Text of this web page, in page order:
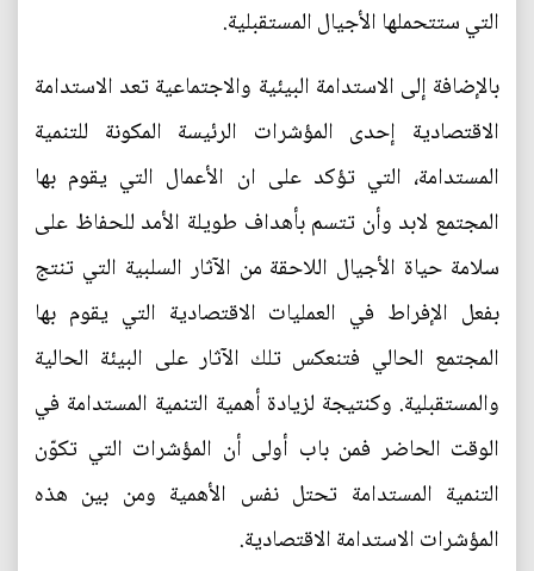
التي ستتحملها الأجيال المستقبلية.
بالإضافة إلى الاستدامة البيئية والاجتماعية تعد الاستدامة
الاقتصادية إحدى المؤشرات الرئيسة المكونة للتنمية
المستدامة، التي تؤكد على ان الأعمال التي يقوم بها
المجتمع لابد وأن تتسم بأهداف طويلة الأمد للحفاظ على
سلامة حياة الأجيال اللاحقة من الآثار السلبية التي تنتج
بفعل الإفراط في العمليات الاقتصادية التي يقوم بها
المجتمع الحالي فتنعكس تلك الآثار على البيئة الحالية
والمستقبلية. وكنتيجة لزيادة أهمية التنمية المستدامة في
الوقت الحاضر فمن باب أولى أن المؤشرات التي تكوّن
التنمية المستدامة تحتل نفس الأهمية ومن بين هذه
المؤشرات الاستدامة الاقتصادية.